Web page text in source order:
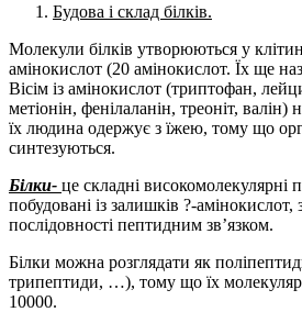
Будова і склад білків.
Молекули білків утворюються у
амінокислот (20 амінокислот. Їх ще
Вісім із амінокислот (триптофан,
метіонін, фенілаланін, треоніт, валін)
їх людина одержує з їжею, тому що
синтезуються.
Білки- це складні високомолекулярні
побудовані із залишків ?-амінокислот,
послідовності пептидним зв’язком.
Білки можна розглядати як
трипептиди, …), тому що їх
10000.